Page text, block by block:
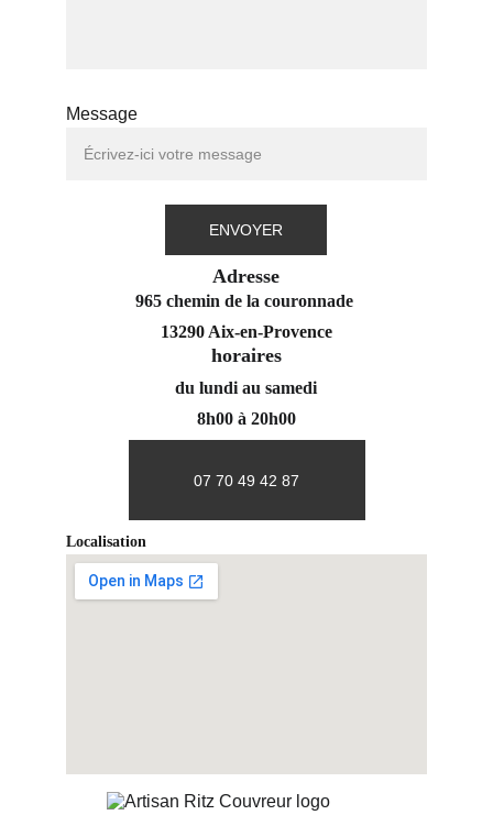
Message
ENVOYER
Adresse
965 chemin de la couronnade
13290 Aix-en-Provence
07 70 49 42 87
Localisation
horaires
du lundi au samedi
8h00 à 20h00